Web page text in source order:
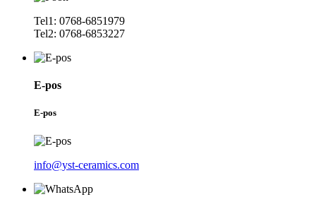
Tel1: 0768-6851979
Tel2: 0768-6853227
E-pos
E-pos
info@yst-ceramics.com